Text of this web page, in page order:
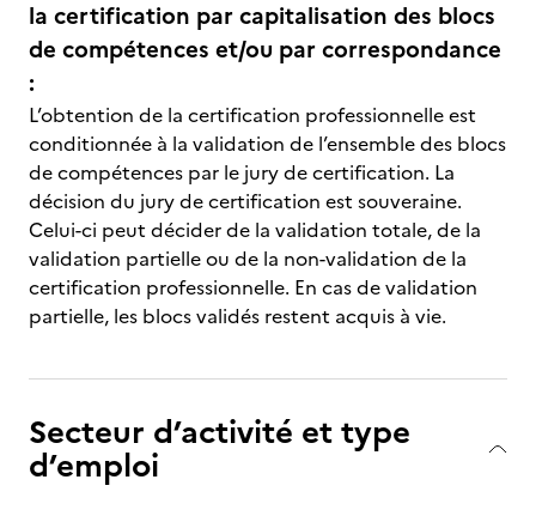
la certification par capitalisation des blocs
de compétences et/ou par correspondance
:
L’obtention de la certification professionnelle est
conditionnée à la validation de l’ensemble des blocs
de compétences par le jury de certification. La
décision du jury de certification est souveraine.
Celui-ci peut décider de la validation totale, de la
validation partielle ou de la non-validation de la
certification professionnelle. En cas de validation
partielle, les blocs validés restent acquis à vie.
Secteur d’activité et type
d’emploi